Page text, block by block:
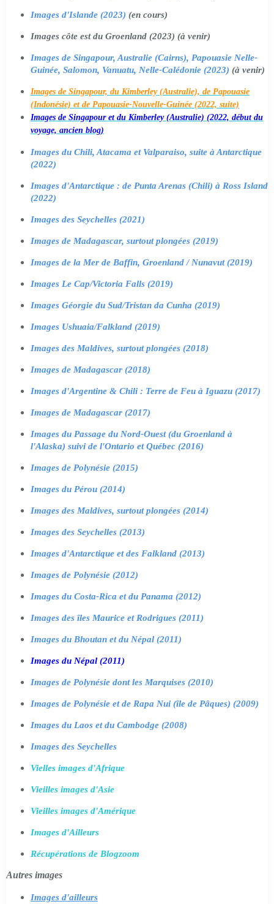
Images d'Islande (2023) (en cours)
Images côte est du Groenland (2023) (à venir)
Images de Singapour, Australie (Cairns), Papouasie Nelle-
Guinée, Salomon, Vanuatu, Nelle-Calédonie (2023) (à venir)
Images de Singapour, du Kimberley (Australie), de Papouasie
(Indonésie) et de Papouasie-Nouvelle-Guinée (2022, suite)
Images de Singapour et du Kimberley (Australie) (2022, début du
voyage, ancien blog)
Images du Chili, Atacama et Valparaiso, suite à Antarctique
(2022)
Images d'Antarctique : de Punta Arenas (Chili) à Ross Island
(2022)
Images des Seychelles (2021)
Images de Madagascar, surtout plongées (2019)
Images de la Mer de Baffin, Groenland / Nunavut (2019)
Images Le Cap/Victoria Falls (2019)
Images Géorgie du Sud/Tristan da Cunha (2019)
Images Ushuaia/Falkland (2019)
Images des Maldives, surtout plongées (2018)
Images de Madagascar (2018)
Images d'Argentine & Chili : Terre de Feu à Iguazu (2017)
Images de Madagascar (2017)
Images du Passage du Nord-Ouest (du Groenland à
l'Alaska) suivi de l'Ontario et Québec (2016)
Images de Polynésie (2015)
Images du Pérou (2014)
Images des Maldives, surtout plongées (2014)
Images des Seychelles (2013)
Images d'Antarctique et des Falkland (2013)
Images de Polynésie (2012)
Images du Costa-Rica et du Panama (2012)
Images des îles Maurice et Rodrigues (2011)
Images du Bhoutan et du Népal (2011)
Images du Népal (2011)
Images de Polynésie dont les Marquises (2010)
Images de Polynésie et de Rapa Nui (île de Pâques) (2009)
Images du Laos et du Cambodge (2008)
Images des Seychelles
Vielles images d'Afrique
Vieilles images d'Asie
Vieilles images d'Amérique
Images d'Ailleurs
Récupérations de Blogzoom
Autres images
Images d'ailleurs